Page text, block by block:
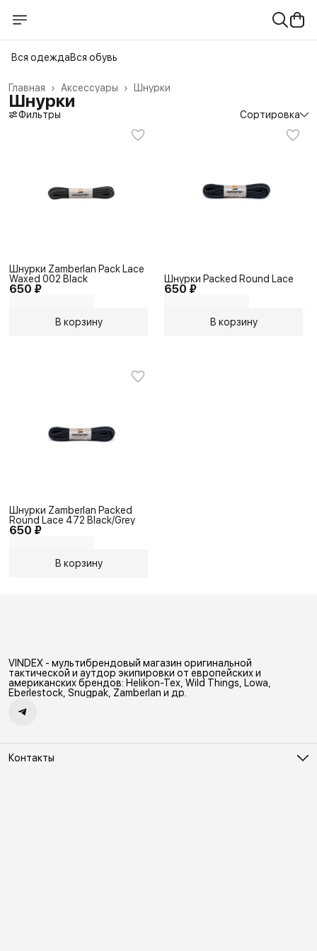
Вся одеждаВся обувь
Шнурки
Аксессуары ›
Главная ›
Шнурки
Фильтры Сортировка
650 ₽
Шнурки Zamberlan Pack Lace
Waxed 002 Black
В корзину
650 ₽
Шнурки Packed Round Lace
В корзину
650 ₽
Шнурки Zamberlan Packed
Round Lace 472 Black/Grey
В корзину
VINDEX - мультибрендовый магазин оригинальной
тактической и аутдор экипировки от европейских и
американских брендов: Helikon-Tex, Wild Things, Lowa,
Eberlestock, Snugpak, Zamberlan и др.
Контакты